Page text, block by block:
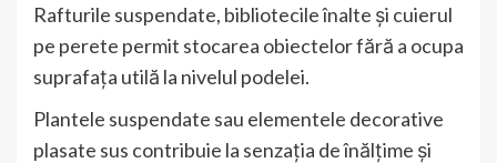
Rafturile suspendate, bibliotecile înalte și cuierul
pe perete permit stocarea obiectelor fără a ocupa
suprafața utilă la nivelul podelei.
Plantele suspendate sau elementele decorative
plasate sus contribuie la senzația de înălțime și